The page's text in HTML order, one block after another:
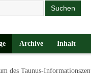
Archive Inhalt
des Taunus-